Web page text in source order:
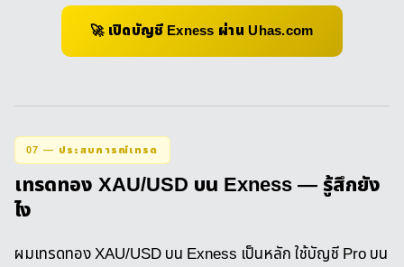
🚀 เปิดบัญชี Exness ผ่าน Uhas.com
07 — ประสบการณ์เทรด
เทรดทอง XAU/USD บน Exness — รู้สึกยัง
ไง
ผมเทรดทอง XAU/USD บน Exness เป็นหลัก ใช้บัญชี Pro บน